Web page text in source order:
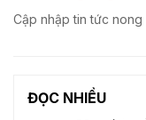
Cập nhập tin tức
ĐỌC NHIỀU